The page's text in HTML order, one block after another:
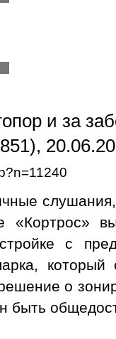
и за
«Кортрос»
с
который
о
быть